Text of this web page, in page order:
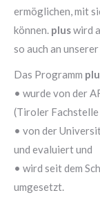
ermöglichen, mit
können. pluswird
so auch an
Das Programm
• wurde von der
(Tiroler
• von der
und evaluiert und
• wird seit dem
umgesetzt.